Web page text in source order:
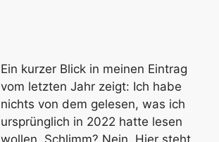
Ein kurzer Blick in meinen Eintrag
vom letzten Jahr zeigt: Ich habe
nichts von dem gelesen, was ich
ursprünglich in 2022 hatte lesen
wollen. Schlimm? Nein. Hier steht